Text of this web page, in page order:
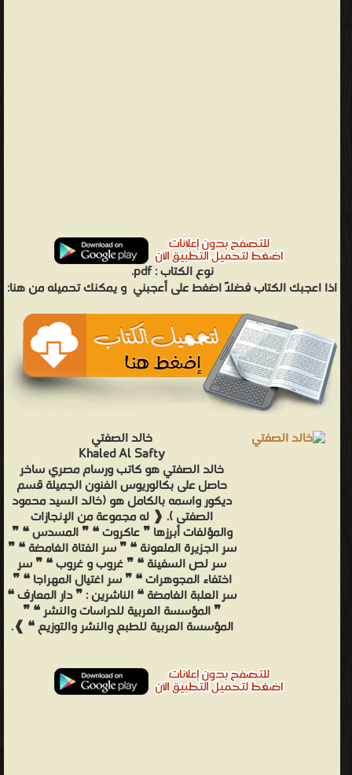
نوع الكتاب :pdf.
اذا اعجبك الكتاب فضلاً اضغط على أعجبني و يمكنك تحميله من هنا:
خالد الصفتي
Khaled Al Safty
خالد الصفتي هو كاتب ورسام مصري ساخر
حاصل على بكالوريوس الفنون الجميلة قسم
ديكور واسمه بالكامل هو (خالد السيد محمود
الصفتى ). ❰ له مجموعة من الإنجازات
والمؤلفات أبرزها ❞ عاكروت ❝ ❞ المسدس ❝ ❞
سر الجزيرة الملعونة ❝ ❞ سر الفتاة الغامضة ❝ ❞
سر لص السفينة ❝ ❞ غروب و غروب ❝ ❞ سر
اختفاء المجوهرات ❝ ❞ سر اغتيال المهراجا ❝ ❞
سر العلبة الغامضة ❝ الناشرين : ❞ دار المعارف ❝
❞ المؤسسة العربية للدراسات والنشر ❝ ❞
المؤسسة العربية للطبع والنشر والتوزيع ❝ ❱.